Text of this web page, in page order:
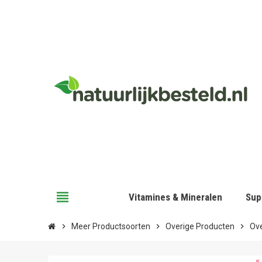
view_headline Vitamines & Mineralen
chevron_right Meer Productsoorten chevron_right Overige Producten chevron_right